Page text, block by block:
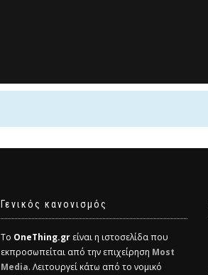
Γενικός κανονισμός
Το OneThing.gr είναι η ιστοσελίδα που
εκπροσωπείται από την επιχείρηση Most
Media. Λειτουργεί κάτω από το νομικό